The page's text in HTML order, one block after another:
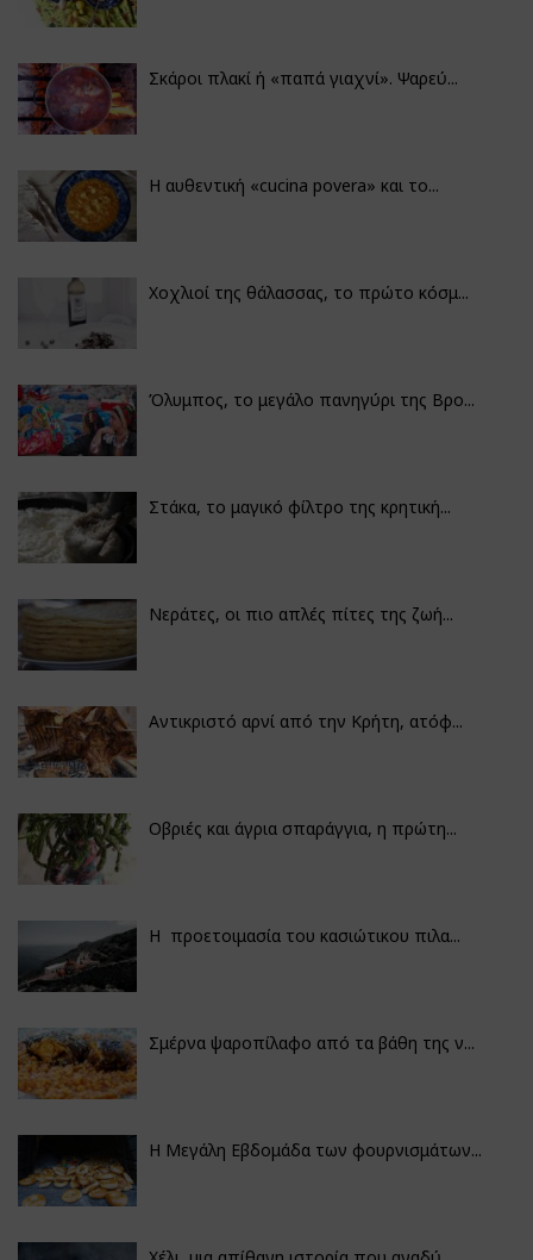
Σκάροι πλακί ή «παπά γιαχνί». Ψαρεύ...
Η αυθεντική «cucina povera» και το...
Χοχλιοί της θάλασσας, το πρώτο κόσμ...
Όλυμπος, το μεγάλο πανηγύρι της Βρο...
Στάκα, το μαγικό φίλτρο της κρητική...
Νεράτες, οι πιο απλές πίτες της ζωή...
Αντικριστό αρνί από την Κρήτη, ατόφ...
Οβριές και άγρια σπαράγγια, η πρώτη...
Η προετοιμασία του κασιώτικου πιλα...
Σμέρνα ψαροπίλαφο από τα βάθη της ν...
Η Μεγάλη Εβδομάδα των φουρνισμάτων...